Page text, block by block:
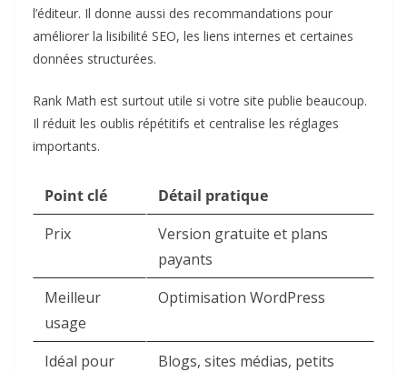
l’éditeur. Il donne aussi des recommandations pour
améliorer la lisibilité SEO, les liens internes et certaines
données structurées.
Rank Math est surtout utile si votre site publie beaucoup.
Il réduit les oublis répétitifs et centralise les réglages
importants.
Point clé
Détail pratique
Prix
Version gratuite et plans
payants
Meilleur
usage
Optimisation WordPress
Idéal pour
Blogs, sites médias, petits